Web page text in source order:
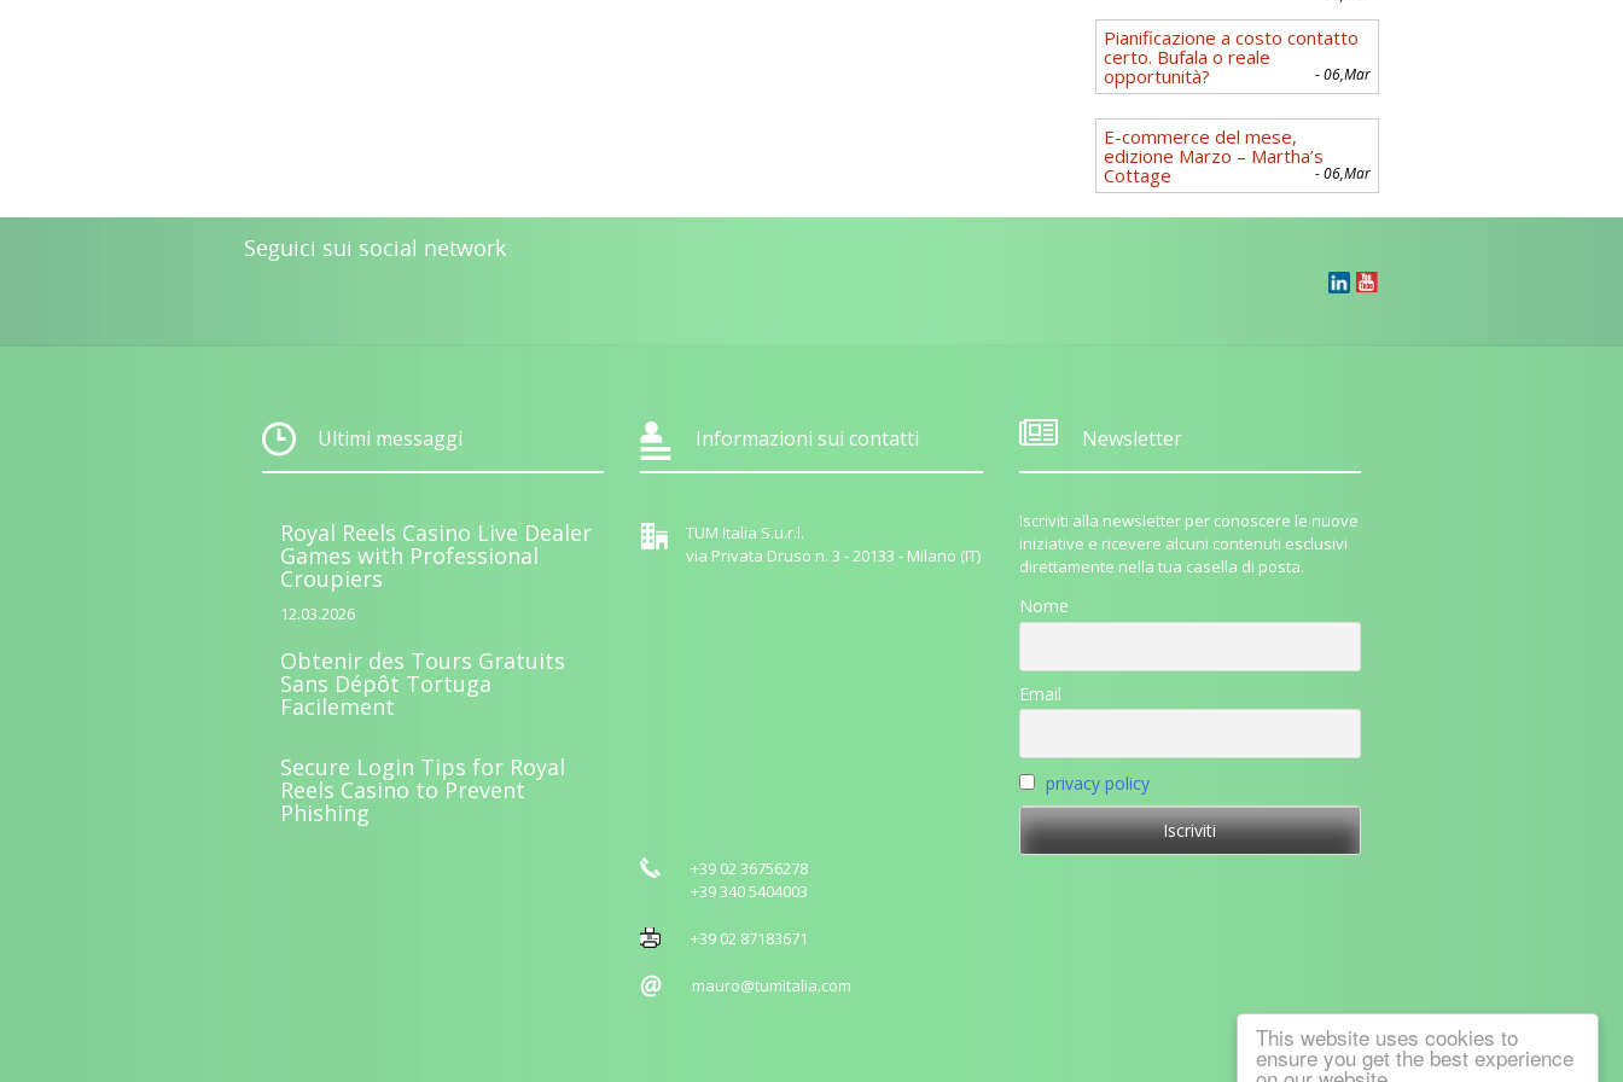
This website uses cookies to
ensure you get the best experience
Pianificazione a costo contatto
certo. Bufala o reale
opportunità?
- 06,Mar
E-commerce del mese,
edizione Marzo – Martha’s
Cottage
- 06,Mar
Seguici sui social network
Ultimi messaggi
Royal Reels Casino Live Dealer
Games with Professional
Croupiers
12.03.2026
Obtenir des Tours Gratuits
Sans Dépôt Tortuga
Facilement
Secure Login Tips for Royal
Reels Casino to Prevent
Phishing
Informazioni sui contatti
TUM Italia S.u.r.l.
via Privata Druso n. 3 - 20133 - Milano (IT)
+39 02 36756278
+39 340 5404003
+39 02 87183671
mauro@tumitalia.com
Newsletter
Iscriviti alla newsletter per conoscere le nuove
iniziative e ricevere alcuni contenuti esclusivi
direttamente nella tua casella di posta.
Nome
Email
privacy policy